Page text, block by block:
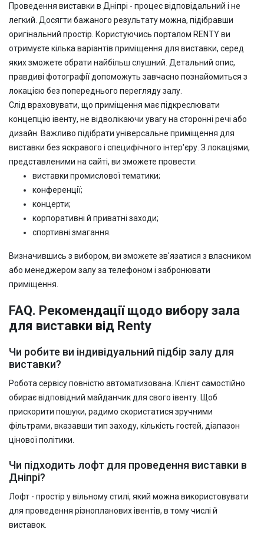
Проведення виставки в Дніпрі - процес відповідальний і не
легкий. Досягти бажаного результату можна, підібравши
оригінальний простір. Користуючись порталом RENTY ви
отримуєте кілька варіантів приміщення для виставки, серед
яких зможете обрати найбільш слушний. Детальний опис,
правдиві фотографії допоможуть завчасно познайомиться з
локацією без попереднього перегляду залу.
Слід враховувати, що приміщення має підкреслювати
концепцію івенту, не відволікаючи увагу на сторонні речі або
дизайн. Важливо підібрати універсальне приміщення для
виставки без яскравого і специфічного інтер'єру. З локаціями,
представленими на сайті, ви зможете провести:
виставки промислової тематики;
конференції;
концерти;
корпоративні й приватні заходи;
спортивні змагання.
Визначившись з вибором, ви зможете зв'язатися з власником
або менеджером залу за телефоном і забронювати
приміщення.
FAQ. Рекомендації щодо вибору зала
для виставки від Renty
Чи робите ви індивідуальний підбір залу для
виставки?
Робота сервісу повністю автоматизована. Клієнт самостійно
обирає відповідний майданчик для свого івенту. Щоб
прискорити пошуки, радимо скористатися зручними
фільтрами, вказавши тип заходу, кількість гостей, діапазон
цінової політики.
Чи підходить лофт для проведення виставки в
Дніпрі?
Лофт - простір у вільному стилі, який можна використовувати
для проведення різнопланових івентів, в тому числі й
виставок.